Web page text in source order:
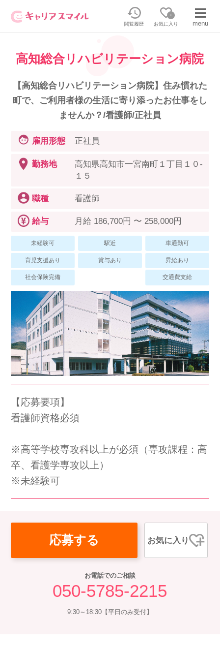
閲覧履歴
0
お気に入り menu
無料相談・お問い合わせはこちら
無料転職相談・お問い合わせの内容を
選択してください
派遣で働く
介護の資格取得について
その他のお問い合わせ
採用担当者様はこちら
正社員・パートの求人を探す
介護のリスキリング
スマイルカのsmileコラム
FAQ
紹介会社を使うメリットについて
介護・看護のお仕事について
利用者の声
WEB勤怠
会社概要 個人情報保護方針 利用規約
お知らせ
高知総合リハビリテーション病院
【高知総合リハビリテーション病院】住み慣れた
町で、ご利用者様の生活に寄り添ったお仕事をし
ませんか？/看護師/正社員
雇用形態 正社員
勤務地
高知県高知市一宮南町１丁目１０-
１５
職種 看護師
給与 月給 186,700円 〜 258,000円
未経験可 駅近 車通勤可
育児支援あり 賞与あり 昇給あり
社会保険完備 交通費支給
【応募要項】
看護師資格必須
※高等学校専攻科以上が必須（専攻課程：高
卒、看護学専攻以上）
※未経験可
応募する お気に入り
お電話でのご相談
050-5785-2215
9:30～18:30【平日のみ受付】